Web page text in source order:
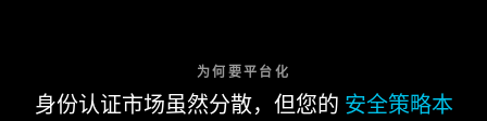
为何要平台化
身份认证市场虽然分散，但您的 安全策略本